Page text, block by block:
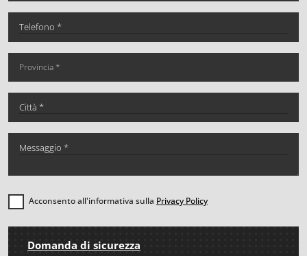
Acconsento all'informativa sulla Privacy Policy
Domanda di sicurezza